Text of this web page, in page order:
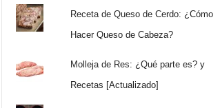
Receta de Queso de Cerdo: ¿Cómo
Hacer Queso de Cabeza?
Molleja de Res: ¿Qué parte es? y
Recetas [Actualizado]